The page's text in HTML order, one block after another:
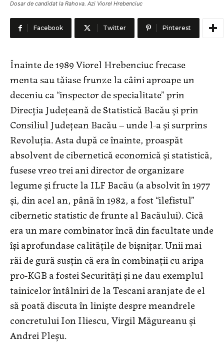
Dosar de candidat la Rahova. Azi Viorel Hrebenciuc
Facebook Twitter Pinterest
Înainte de 1989 Viorel Hrebenciuc frecase
menta sau tăiase frunze la câini aproape un
deceniu ca “inspector de specialitate” prin
Direcția Județeană de Statistică Bacău și prin
Consiliul Județean Bacău – unde l-a și surprins
Revoluția. Asta după ce înainte, proaspăt
absolvent de cibernetică economică și statistică,
fusese vreo trei ani director de organizare
legume și fructe la ILF Bacău (a absolvit în 1977
și, din acel an, până în 1982, a fost “ilefistul”
cibernetic statistic de frunte al Bacăului). Cică
era un mare combinator încă din facultate unde
își aprofundase calitățile de bișnițar. Unii mai
răi de gură susțin că era în combinații cu aripa
pro-KGB a fostei Securități și ne dau exemplul
tainicelor întâlniri de la Tescani aranjate de el
să poată discuta în liniște despre meandrele
concretului Ion Iliescu, Virgil Măgureanu și
Andrei Pleșu.